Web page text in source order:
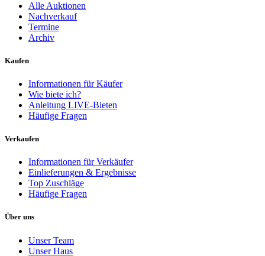
Alle Auktionen
Nachverkauf
Termine
Archiv
Kaufen
Informationen für Käufer
Wie biete ich?
Anleitung LIVE-Bieten
Häufige Fragen
Verkaufen
Informationen für Verkäufer
Einlieferungen & Ergebnisse
Top Zuschläge
Häufige Fragen
Über uns
Unser Team
Unser Haus